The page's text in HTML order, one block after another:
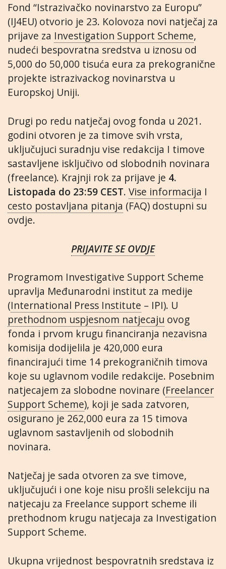
Fond “Istrazivačko novinarstvo za Europu”
(IJ4EU) otvorio je 23. Kolovoza novi natječaj za
prijave za Investigation Support Scheme,
nudeći bespovratna sredstva u iznosu od
5,000 do 50,000 tisuća eura za prekogranične
projekte istrazivackog novinarstva u
Europskoj Uniji.
Drugi po redu natječaj ovog fonda u 2021.
godini otvoren je za timove svih vrsta,
uključujuci suradnju vise redakcija I timove
sastavljene isključivo od slobodnih novinara
(freelance). Krajnji rok za prijave je 4.
Listopada do 23:59 CEST. Vise informacija I
cesto postavljana pitanja (FAQ) dostupni su
ovdje.
PRIJAVITE SE OVDJE
Programom Investigative Support Scheme
upravlja Međunarodni institut za medije
(International Press Institute – IPI). U
prethodnom uspjesnom natjecaju ovog
fonda i prvom krugu financiranja nezavisna
komisija dodijelila je 420,000 eura
financirajući time 14 prekograničnih timova
koje su uglavnom vodile redakcije. Posebnim
natjecajem za slobodne novinare (Freelancer
Support Scheme), koji je sada zatvoren,
osigurano je 262,000 eura za 15 timova
uglavnom sastavljenih od slobodnih
novinara.
Natječaj je sada otvoren za sve timove,
uključujući i one koje nisu prošli selekciju na
natjecaju za Freelance support scheme ili
prethodnom krugu natjecaja za Investigation
Support Scheme.
Ukupna vrijednost bespovratnih sredstava iz